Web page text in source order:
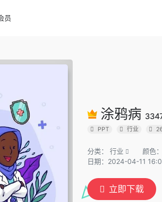
员
涂鸦病
PPT 行业
分类： 行业 颜色
日期：2024-04-11
立即下载